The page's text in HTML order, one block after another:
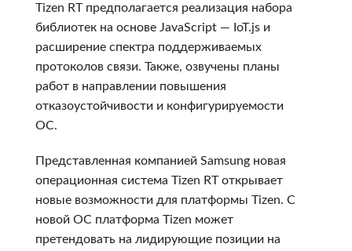
Tizen RT предполагается реализация набора
библиотек на основе JavaScript — IoT.js и
расширение спектра поддерживаемых
протоколов связи. Также, озвучены планы
работ в направлении повышения
отказоустойчивости и конфигурируемости
ОС.
Представленная компанией Samsung новая
операционная система Tizen RT открывает
новые возможности для платформы Tizen. С
новой ОС платформа Tizen может
претендовать на лидирующие позиции на